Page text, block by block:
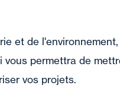
et de
permettra de
vos projets.